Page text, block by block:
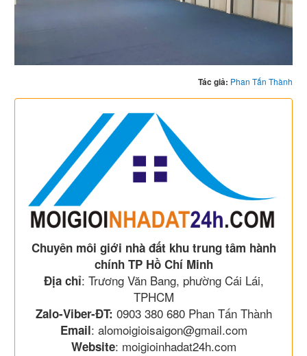
Tác giả: Phan Tấn Thành
Chuyên môi giới nhà đất khu trung tâm hành
chính TP Hồ Chí Minh
Địa chỉ: Trương Văn Bang, phường Cái Lái,
TPHCM
Zalo-Viber-ĐT: 0903 380 680 Phan Tấn Thành
Email: alomoigioisaigon@gmail.com
Website: moigioinhadat24h.com